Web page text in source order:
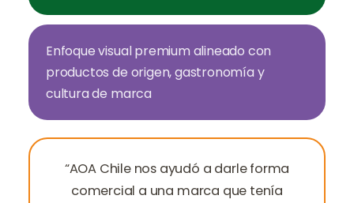
Enfoque visual premium alineado con
productos de origen, gastronomía y
cultura de marca
“AOA Chile nos ayudó a darle forma
comercial a una marca que tenía